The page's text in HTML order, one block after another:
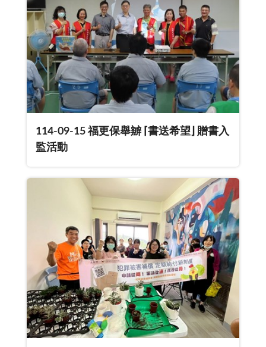
114-09-15 福更保舉辧 ⌈書送希望⌋ 贈書入
監活動